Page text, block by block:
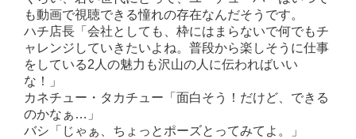
も動画で視聴できる憧れの存在なんだそうです。
ハチ店長「会社としても、枠にはまらないで何でもチ
ャレンジしていきたいよね。普段から楽しそうに仕事
をしている2人の魅力も沢山の人に伝わればいい
な！」
カネチュー・タカチュー「面白そう！だけど、できる
のかなぁ…」
バシ「じゃぁ、ちょっとポーズとってみてよ。」